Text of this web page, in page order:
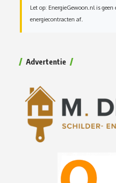
Let op: EnergieGewoon.nl is
energiecontracten af.
Advertentie